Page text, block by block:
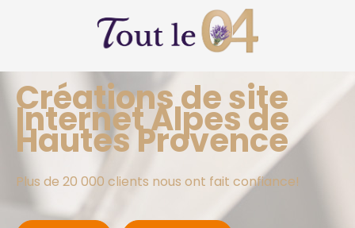
Créations de site
Internet Alpes de
Hautes Provence
Plus de 20 000 clients nous ont fait confiance!